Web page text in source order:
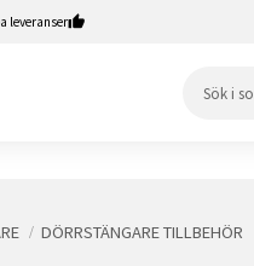
leveranser
DÖRRSTÄNGARE TILLBEHÖR